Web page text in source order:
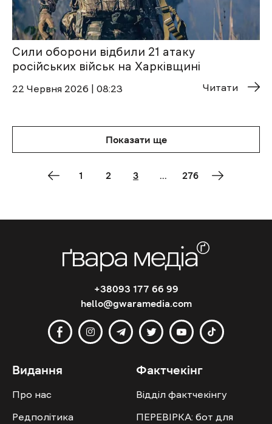
Сили оборони відбили 21 атаку
російських військ на Харківщині
22 Червня 2026 | 08:23 Читати
Показати ще
1 2 3 276
+38093 177 66 99
hello@gwaramedia.com
Видання
Про нас
Редполітика
Фактчекінг
Відділ фактчекінгу
ПЕРЕВІРКА: бот для